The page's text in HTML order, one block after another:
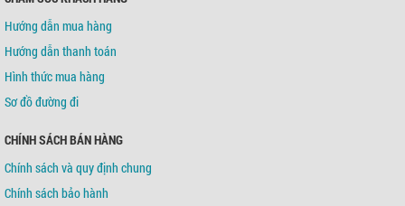
Hướng dẫn mua hàng
Hướng dẫn thanh toán
Hình thức mua hàng
Sơ đồ đường đi
CHÍNH SÁCH BÁN HÀNG
Chính sách và quy định chung
Chính sách bảo hành